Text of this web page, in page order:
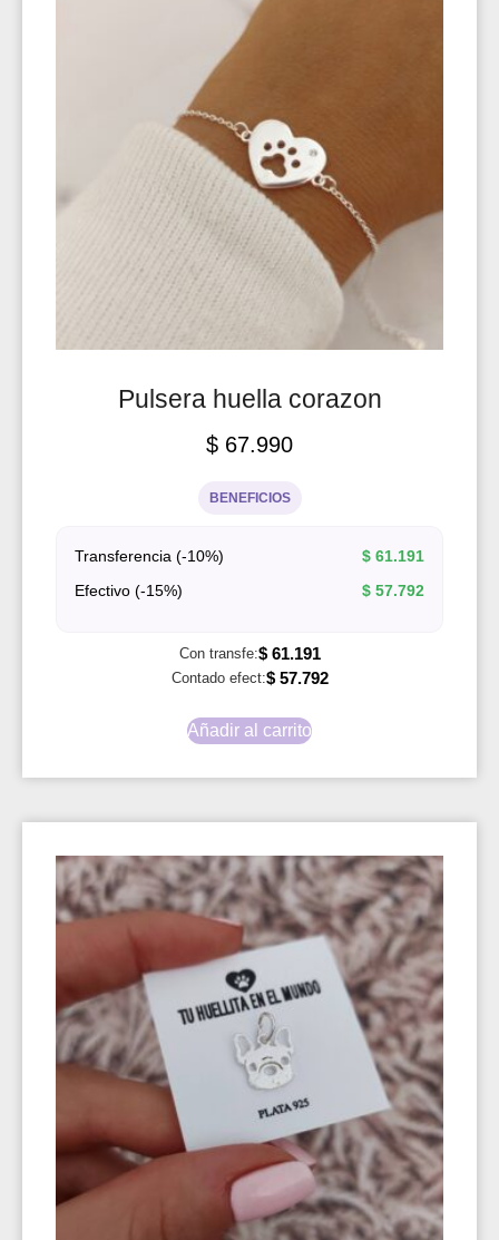
Pulsera huella corazon
$ 67.990
BENEFICIOS
Transferencia (-10%) $ 61.191
Efectivo (-15%)
$ 57.792
Con transfe:$61.191
Contado efect:$57.792
Añadir al carrito